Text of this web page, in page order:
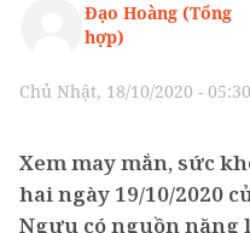
Đạo Hoàng (Tổng
hợp)
Chủ Nhật, 18/10/2020 - 05:30
Xem may mắn, sức
hai ngày 19/10/2020
Ngưu có nguồn năng